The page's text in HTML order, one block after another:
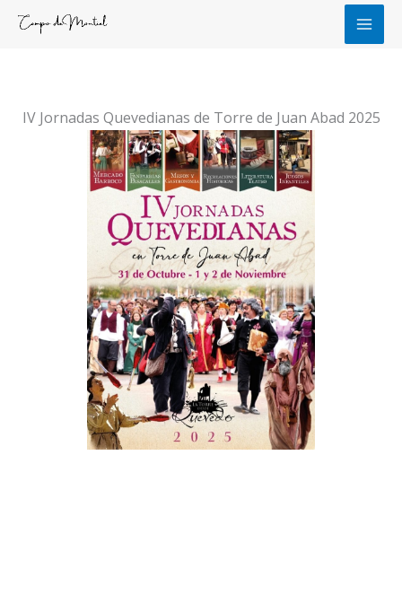
IV Jornadas Quevedianas de Torre de Juan Abad 2025